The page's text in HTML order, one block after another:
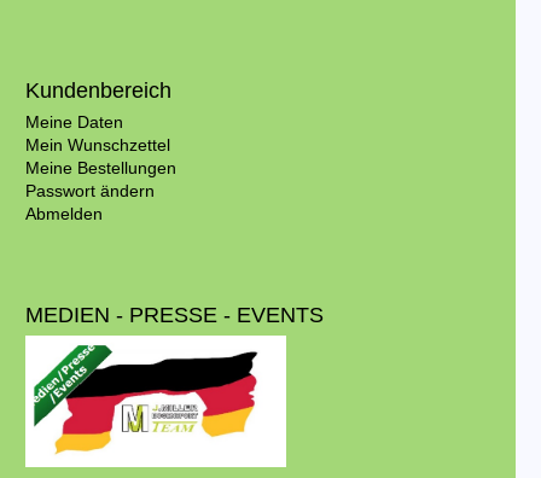
Kundenbereich
Meine Daten
Mein Wunschzettel
Meine Bestellungen
Passwort ändern
Abmelden
MEDIEN - PRESSE - EVENTS